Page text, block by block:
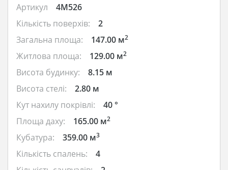
Артикул
4M526
Кількість поверхів:
2
Загальна площа:
147.00 м2
Житлова площа: 129.00 м2
Висота будинку:
8.15 м
Висота стелі:
2.80 м
Кут нахилу покрівлі:
40 °
Площа даху:
165.00 м2
Кубатура: 359.00 м3
Кількість спалень:
4